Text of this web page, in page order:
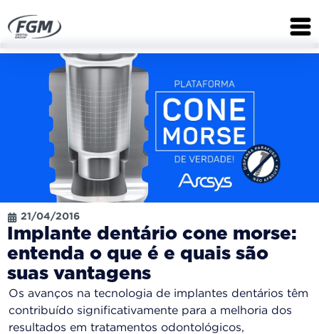
21/04/2016
Implante dentário cone morse:
entenda o que é e quais são
suas vantagens
Os avanços na tecnologia de implantes dentários têm
contribuído significativamente para a melhoria dos
resultados em tratamentos odontológicos,